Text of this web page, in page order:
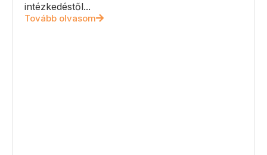
intézkedéstől...
Tovább olvasom